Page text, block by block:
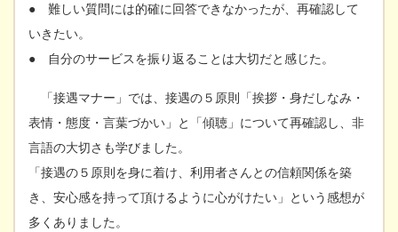
● 難しい質問には的確に回答できなかったが、再確認して
いきたい。
● 自分のサービスを振り返ることは大切だと感じた。
「接遇マナー」では、接遇の５原則「挨拶・身だしなみ・
表情・態度・言葉づかい」と「傾聴」について再確認し、非
言語の大切さも学びました。
「接遇の５原則を身に着け、利用者さんとの信頼関係を築
き、安心感を持って頂けるように心がけたい」という感想が
多くありました。